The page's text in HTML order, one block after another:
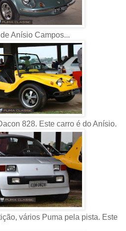
Anísio Campos...
828. Este carro é do Anísio.
vários Puma pela pista. Este